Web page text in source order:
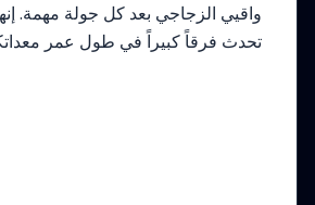
واقيي الزجاجي بعد كل جولة مهمة.
تحدث فرقاً كبيراً في طول عمر